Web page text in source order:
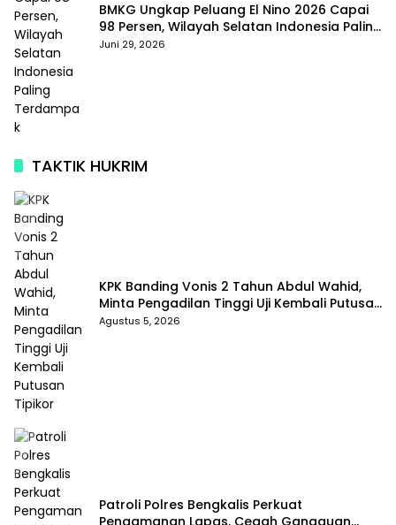
BMKG Ungkap Peluang El Nino 2026 Capai
98 Persen, Wilayah Selatan Indonesia Paling
Terdampak
Juni 29, 2026
TAKTIK HUKRIM
KPK Banding Vonis 2 Tahun Abdul Wahid,
Minta Pengadilan Tinggi Uji Kembali Putusan
Tipikor
Agustus 5, 2026
Patroli Polres Bengkalis Perkuat